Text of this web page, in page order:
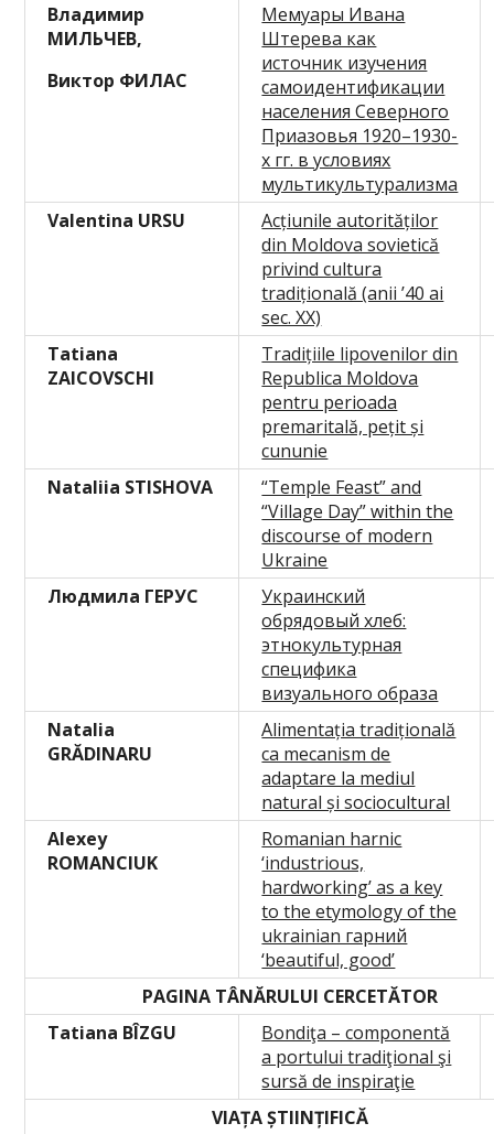
Владимир
МИЛЬЧЕВ,
Виктор ФИЛАС
Мемуары Ивана
Штерева как
источник изучения
самоидентификации
населения Северного
Приазовья 1920–1930-
х гг. в условиях
мультикультурализма
Valentina URSU
Acțiunile autorităților
din Moldova sovietică
privind cultura
tradițională (anii ’40 ai
sec. XX)
Tatiana
ZAICOVSCHI
Tradițiile lipovenilor din
Republica Moldova
pentru perioada
premaritală, pețit și
cununie
Nataliіa STISHOVA
“Temple Feast” and
“Village Day” within the
discourse of modern
Ukraine
Людмила ГЕРУС
Украинский
обрядовый хлеб:
этнокультурная
специфика
визуального образа
Natalia
GRĂDINARU
Alimentația tradițională
ca mecanism de
adaptare la mediul
natural și sociocultural
Alexey
ROMANCIUK
Romanian harnic
‘industrious,
hardworking’ as a key
to the etymology of the
ukrainian гарний
‘beautiful, good’
PAGINA TÂNĂRULUI CERCETĂTOR
Tatiana BÎZGU
Bondiţa – componentă
a portului tradiţional şi
sursă de inspiraţie
VIAȚA ȘTIINȚIFICĂ